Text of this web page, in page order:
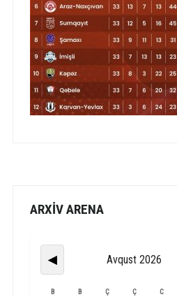
ARXİV ARENA
◀ Avqust 2026
B B Ç Ç C